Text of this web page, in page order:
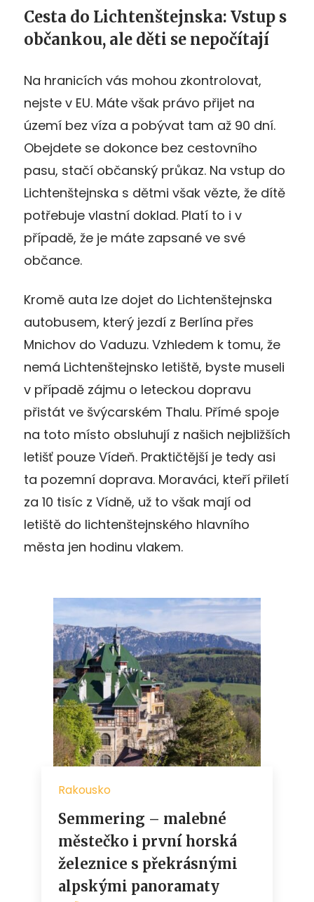
Cesta do Lichtenštejnska: Vstup s
občankou, ale děti se nepočítají
Na hranicích vás mohou zkontrolovat,
nejste v EU. Máte však právo přijet na
území bez víza a pobývat tam až 90 dní.
Obejdete se dokonce bez cestovního
pasu, stačí občanský průkaz. Na vstup do
Lichtenštejnska s dětmi však vězte, že dítě
potřebuje vlastní doklad. Platí to i v
případě, že je máte zapsané ve své
občance.
Kromě auta lze dojet do Lichtenštejnska
autobusem, který jezdí z Berlína přes
Mnichov do Vaduzu. Vzhledem k tomu, že
nemá Lichtenštejnsko letiště, byste museli
v případě zájmu o leteckou dopravu
přistát ve švýcarském Thalu. Přímé spoje
na toto místo obsluhují z našich nejbližších
letišť pouze Vídeň. Praktičtější je tedy asi
ta pozemní doprava. Moraváci, kteří přiletí
za 10 tisíc z Vídně, už to však mají od
letiště do lichtenštejnského hlavního
města jen hodinu vlakem.